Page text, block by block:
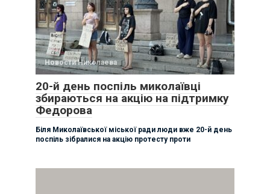
Новости Николаева
20-й день поспіль миколаївці
збираються на акцію на підтримку
Федорова
Біля Миколаївської міської ради люди вже 20-й день
поспіль зібралися на акцію протесту проти